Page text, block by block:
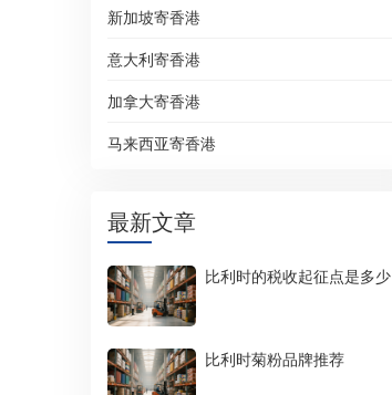
新加坡寄香港
意大利寄香港
加拿大寄香港
马来西亚寄香港
最新文章
比利时的税收起征点是多少
比利时菊粉品牌推荐